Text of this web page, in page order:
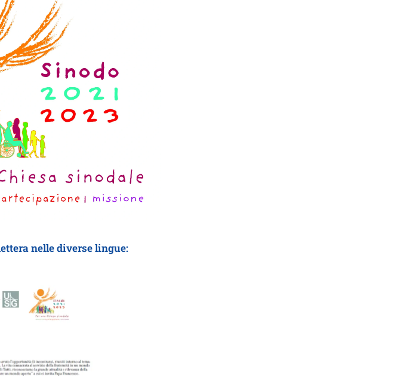
nelle diverse lingue: